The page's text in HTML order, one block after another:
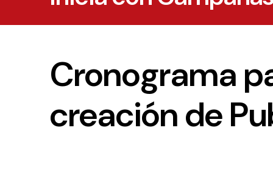
Cronograma
creación de